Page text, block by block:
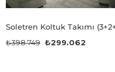
Soletren Koltuk Takımı
₺299.062
₺398.749